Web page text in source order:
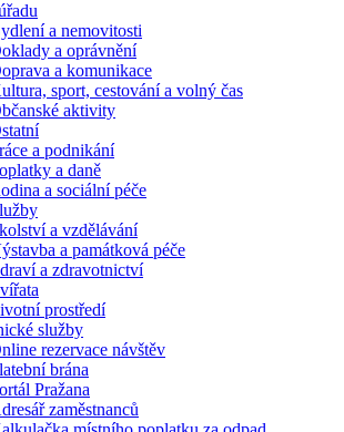
a nemovitosti
a oprávnění
a komunikace
sport, cestování a volný čas
aktivity
a podnikání
a daně
a sociální péče
a vzdělávání
a památková péče
a zdravotnictví
prostředí
služby
rezervace návštěv
brána
Pražana
zaměstnanců